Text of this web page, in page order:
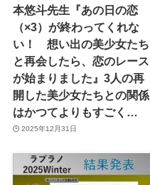
本悠斗先生『あの日の恋
（×3）が終わってくれな
い！ 想い出の美少女たち
と再会したら、恋のレース
が始まりました』3人の再
開した美少女たちとの関係
はかつてよりもすごく…
2025年12月31日